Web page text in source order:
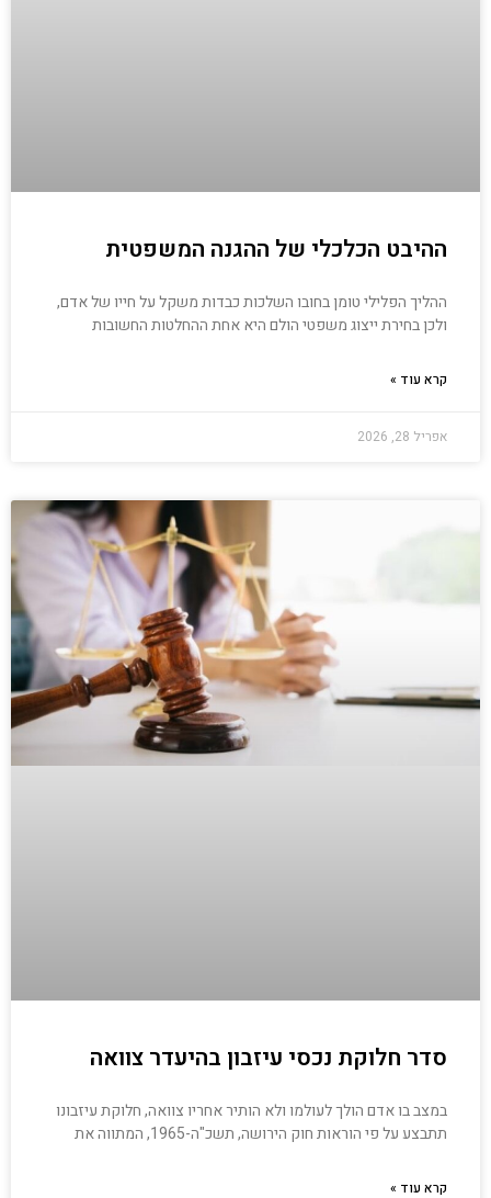
ההיבט הכלכלי של ההגנה המשפטית
ההליך הפלילי טומן בחובו השלכות כבדות משקל על חייו של אדם,
ולכן בחירת ייצוג משפטי הולם היא אחת ההחלטות החשובות
קרא עוד »
אפריל 28, 2026
סדר חלוקת נכסי עיזבון בהיעדר צוואה
במצב בו אדם הולך לעולמו ולא הותיר אחריו צוואה, חלוקת עיזבונו
תתבצע על פי הוראות חוק הירושה, תשכ"ה-1965, המתווה את
קרא עוד »